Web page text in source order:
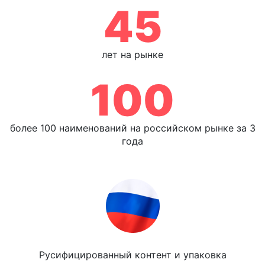
45
лет на рынке
100
более 100 наименований на российском рынке за 3
года
Русифицированный контент и упаковка